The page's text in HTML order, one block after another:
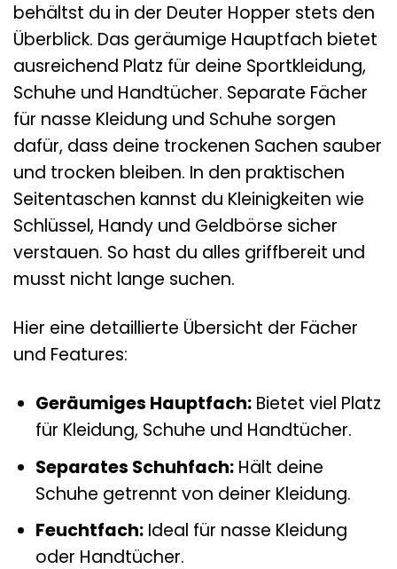
behältst du in der Deuter Hopper stets den
Überblick. Das geräumige Hauptfach bietet
ausreichend Platz für deine Sportkleidung,
Schuhe und Handtücher. Separate Fächer
für nasse Kleidung und Schuhe sorgen
dafür, dass deine trockenen Sachen sauber
und trocken bleiben. In den praktischen
Seitentaschen kannst du Kleinigkeiten wie
Schlüssel, Handy und Geldbörse sicher
verstauen. So hast du alles griffbereit und
musst nicht lange suchen.
Hier eine detaillierte Übersicht der Fächer
und Features:
Geräumiges Hauptfach:Bietet viel Platz
für Kleidung, Schuhe und Handtücher.
Separates Schuhfach:Hält deine
Schuhe getrennt von deiner Kleidung.
Feuchtfach:Ideal für nasse Kleidung
oder Handtücher.